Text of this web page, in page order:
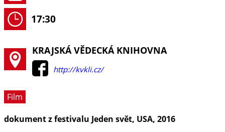
17:30
KRAJSKÁ VĚDECKÁ KNIHOVNA
http://kvkli.cz/
Film
dokument z festivalu Jeden svět, USA, 2016